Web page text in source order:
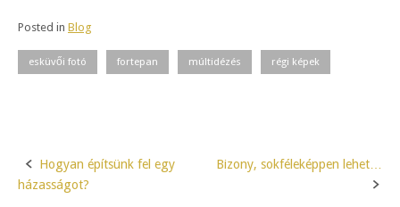
Posted in Blog
esküvői fotó fortepan múltidézés régi képek
Post
Hogyan építsünk fel egy
házasságot?
Bizony, sokféleképpen lehet…